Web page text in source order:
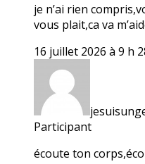
je n’ai rien
vous plait,ca va
16 juillet 2026 à 9 h
Participant
écoute ton